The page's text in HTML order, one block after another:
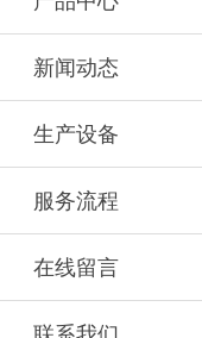
新闻动态
生产设备
服务流程
在线留言